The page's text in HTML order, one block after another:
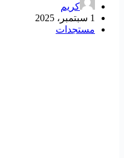
كريم
1 سبتمبر، 2025
مستجدات